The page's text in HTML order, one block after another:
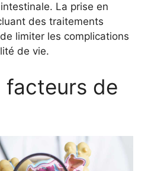
La prise en
des traitements
limiter les complications
de vie.
facteurs de